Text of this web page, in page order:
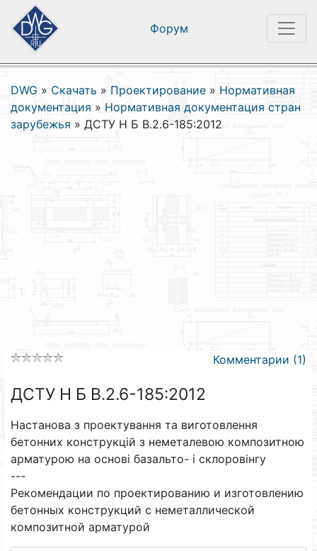
Форум
DWG » Скачать » Проектирование » Нормативная
документация » Нормативная документация стран
зарубежья » ДСТУ Н Б В.2.6-185:2012
Комментарии (1)
ДСТУ Н Б В.2.6-185:2012
Настанова з проектування та виготовлення
бетонних конструкцій з неметалевою композитною
арматурою на основі базальто- і склоровінгу
---
Рекомендации по проектированию и изготовлению
бетонных конструкций с неметаллической
композитной арматурой